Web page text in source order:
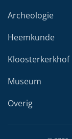
Archeologie
Heemkunde
Kloosterkerkhof
Museum
Overig